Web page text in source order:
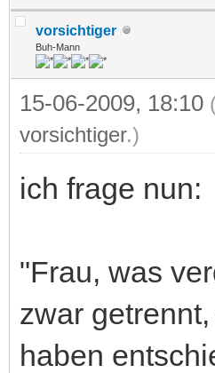
vorsichtiger
Buh-Mann
15-06-2009, 18:10
vorsichtiger.)
ich frage nun:
"Frau, was
zwar
haben